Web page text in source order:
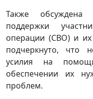
Также обсуждена
поддержки
операции (СВО) и
подчеркнуто, что
усилия на
обеспечении их
проблем.